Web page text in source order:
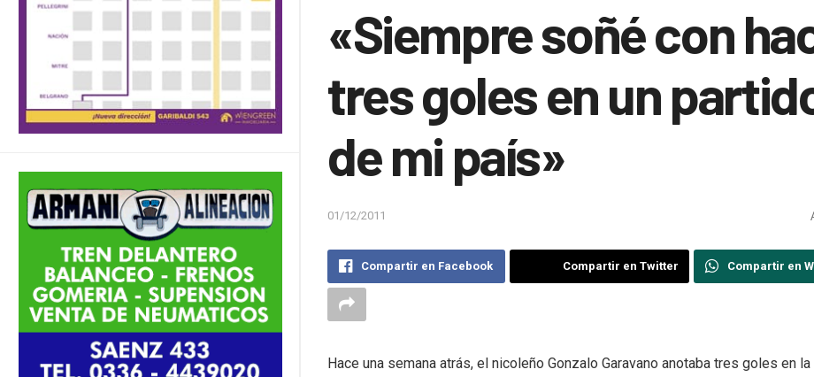
«Siempre soñé con
tres goles en un
de mi país»
01/12/2011
Compartir en Facebook Compartir en Twitter Compartir en
Hace una semana atrás, el nicoleño Gonzalo Garavano anotaba tres goles en